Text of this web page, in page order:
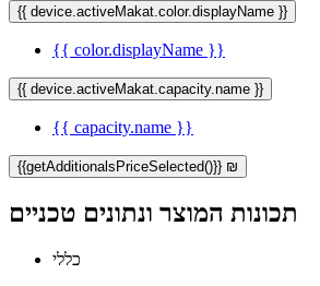
{{ device.activeMakat.color.displayName }}
{{ color.displayName }}
{{ device.activeMakat.capacity.name }}
{{ capacity.name }}
{{getAdditionalsPriceSelected()}} ₪
תכונות המוצר ונתונים טכניים
כללי